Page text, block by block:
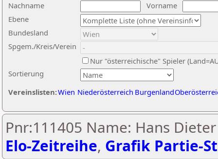
Nachname
Vorname
Ebene
Sortierung
Bundesland
Spgem./Kreis/Verein
Nur "österreichische" Spieler
Vereinslisten:Wien Niederösterreich Burgenland
Pnr:111405 Name: Hans
Elo-Zeitreihe, Grafik Partie-